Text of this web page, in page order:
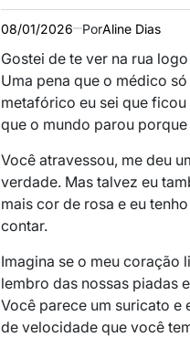
08/01/2026 PorAline Dias
Gostei de te ver na rua
Uma pena que o médico
metafórico eu sei que
que o mundo parou
Você atravessou, me deu
verdade. Mas talvez eu
mais cor de rosa e eu
contar.
Imagina se o meu coração
lembro das nossas piadas
Você parece um suricato
de velocidade que você